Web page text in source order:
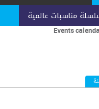
مناسبات عالمية
Events
(علامة التبويب النشطة)